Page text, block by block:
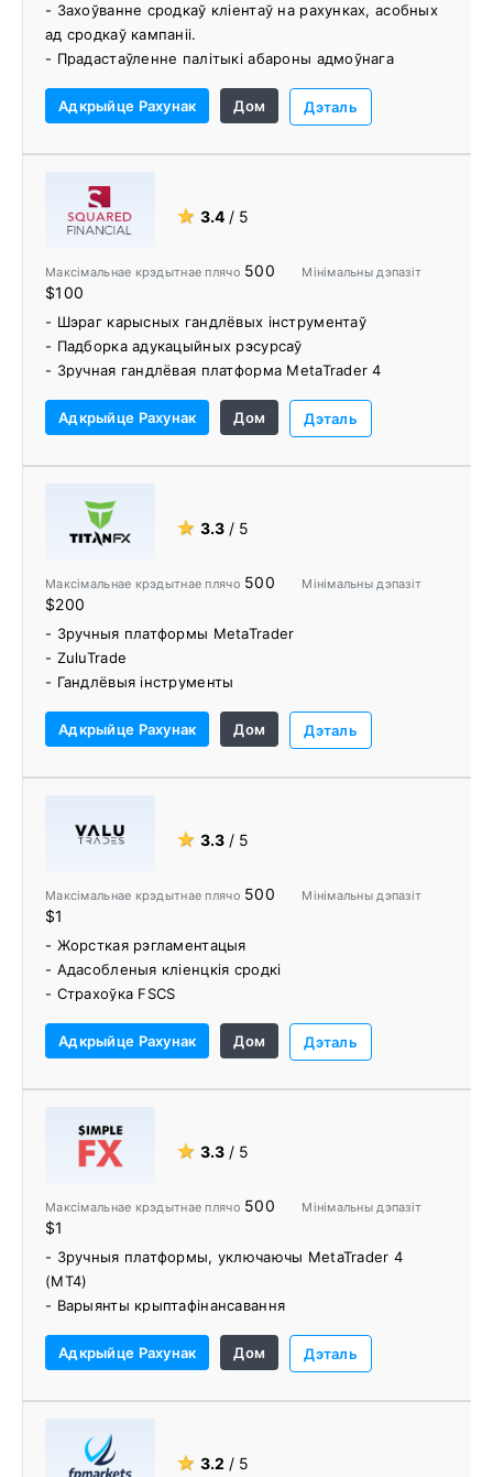
- Захоўванне сродкаў кліентаў на рахунках, асобных
ад сродкаў кампаніі.
- Прадастаўленне палітыкі абароны адмоўнага
- Ён абслугоўвае ўсе тыпы трэйдараў з іх некалькімі
- 8 тыпаў актываў і больш за 12 000 інструментаў
- 5 розных гандлёвых платформаў на выбар
- Без камісіі за ўнясенне грошай
- Кругласутачная падтрымка кліентаў на 14 мовах.
- Мае сацыяльныя гандлёвыя платформы
Адкрыйце Рахунак Дом Дэталь
★ 3.4 / 5
Максімальнае крэдытнае плячо 500 Мінімальны дэпазіт
$100
- Шэраг карысных гандлёвых інструментаў
- Падборка адукацыйных рэсурсаў
- Зручная гандлёвая платформа MetaTrader 4
Адкрыйце Рахунак Дом Дэталь
★ 3.3 / 5
Максімальнае крэдытнае плячо 500 Мінімальны дэпазіт
$200
- Зручныя платформы MetaTrader
- ZuluTrade
- Гандлёвыя інструменты
Адкрыйце Рахунак
Дом Дэталь
★ 3.3 / 5
Максімальнае крэдытнае плячо 500 Мінімальны дэпазіт
$1
- Жорсткая рэгламентацыя
- Адасобленыя кліенцкія сродкі
- Страхоўка FSCS
- Акаўнты MAM
- Інструмент пачуццяў
Адкрыйце Рахунак Дом Дэталь
★ 3.3 / 5
Максімальнае крэдытнае плячо 500 Мінімальны дэпазіт
$1
- Зручныя платформы, уключаючы MetaTrader 4
(MT4)
- Варыянты крыптафінансавання
- FIX API для DMA
Адкрыйце Рахунак Дом Дэталь
★ 3.2 / 5